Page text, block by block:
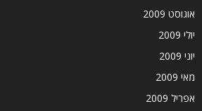
אוגוסט 2009
יולי 2009
יוני 2009
מאי 2009
אפריל 2009